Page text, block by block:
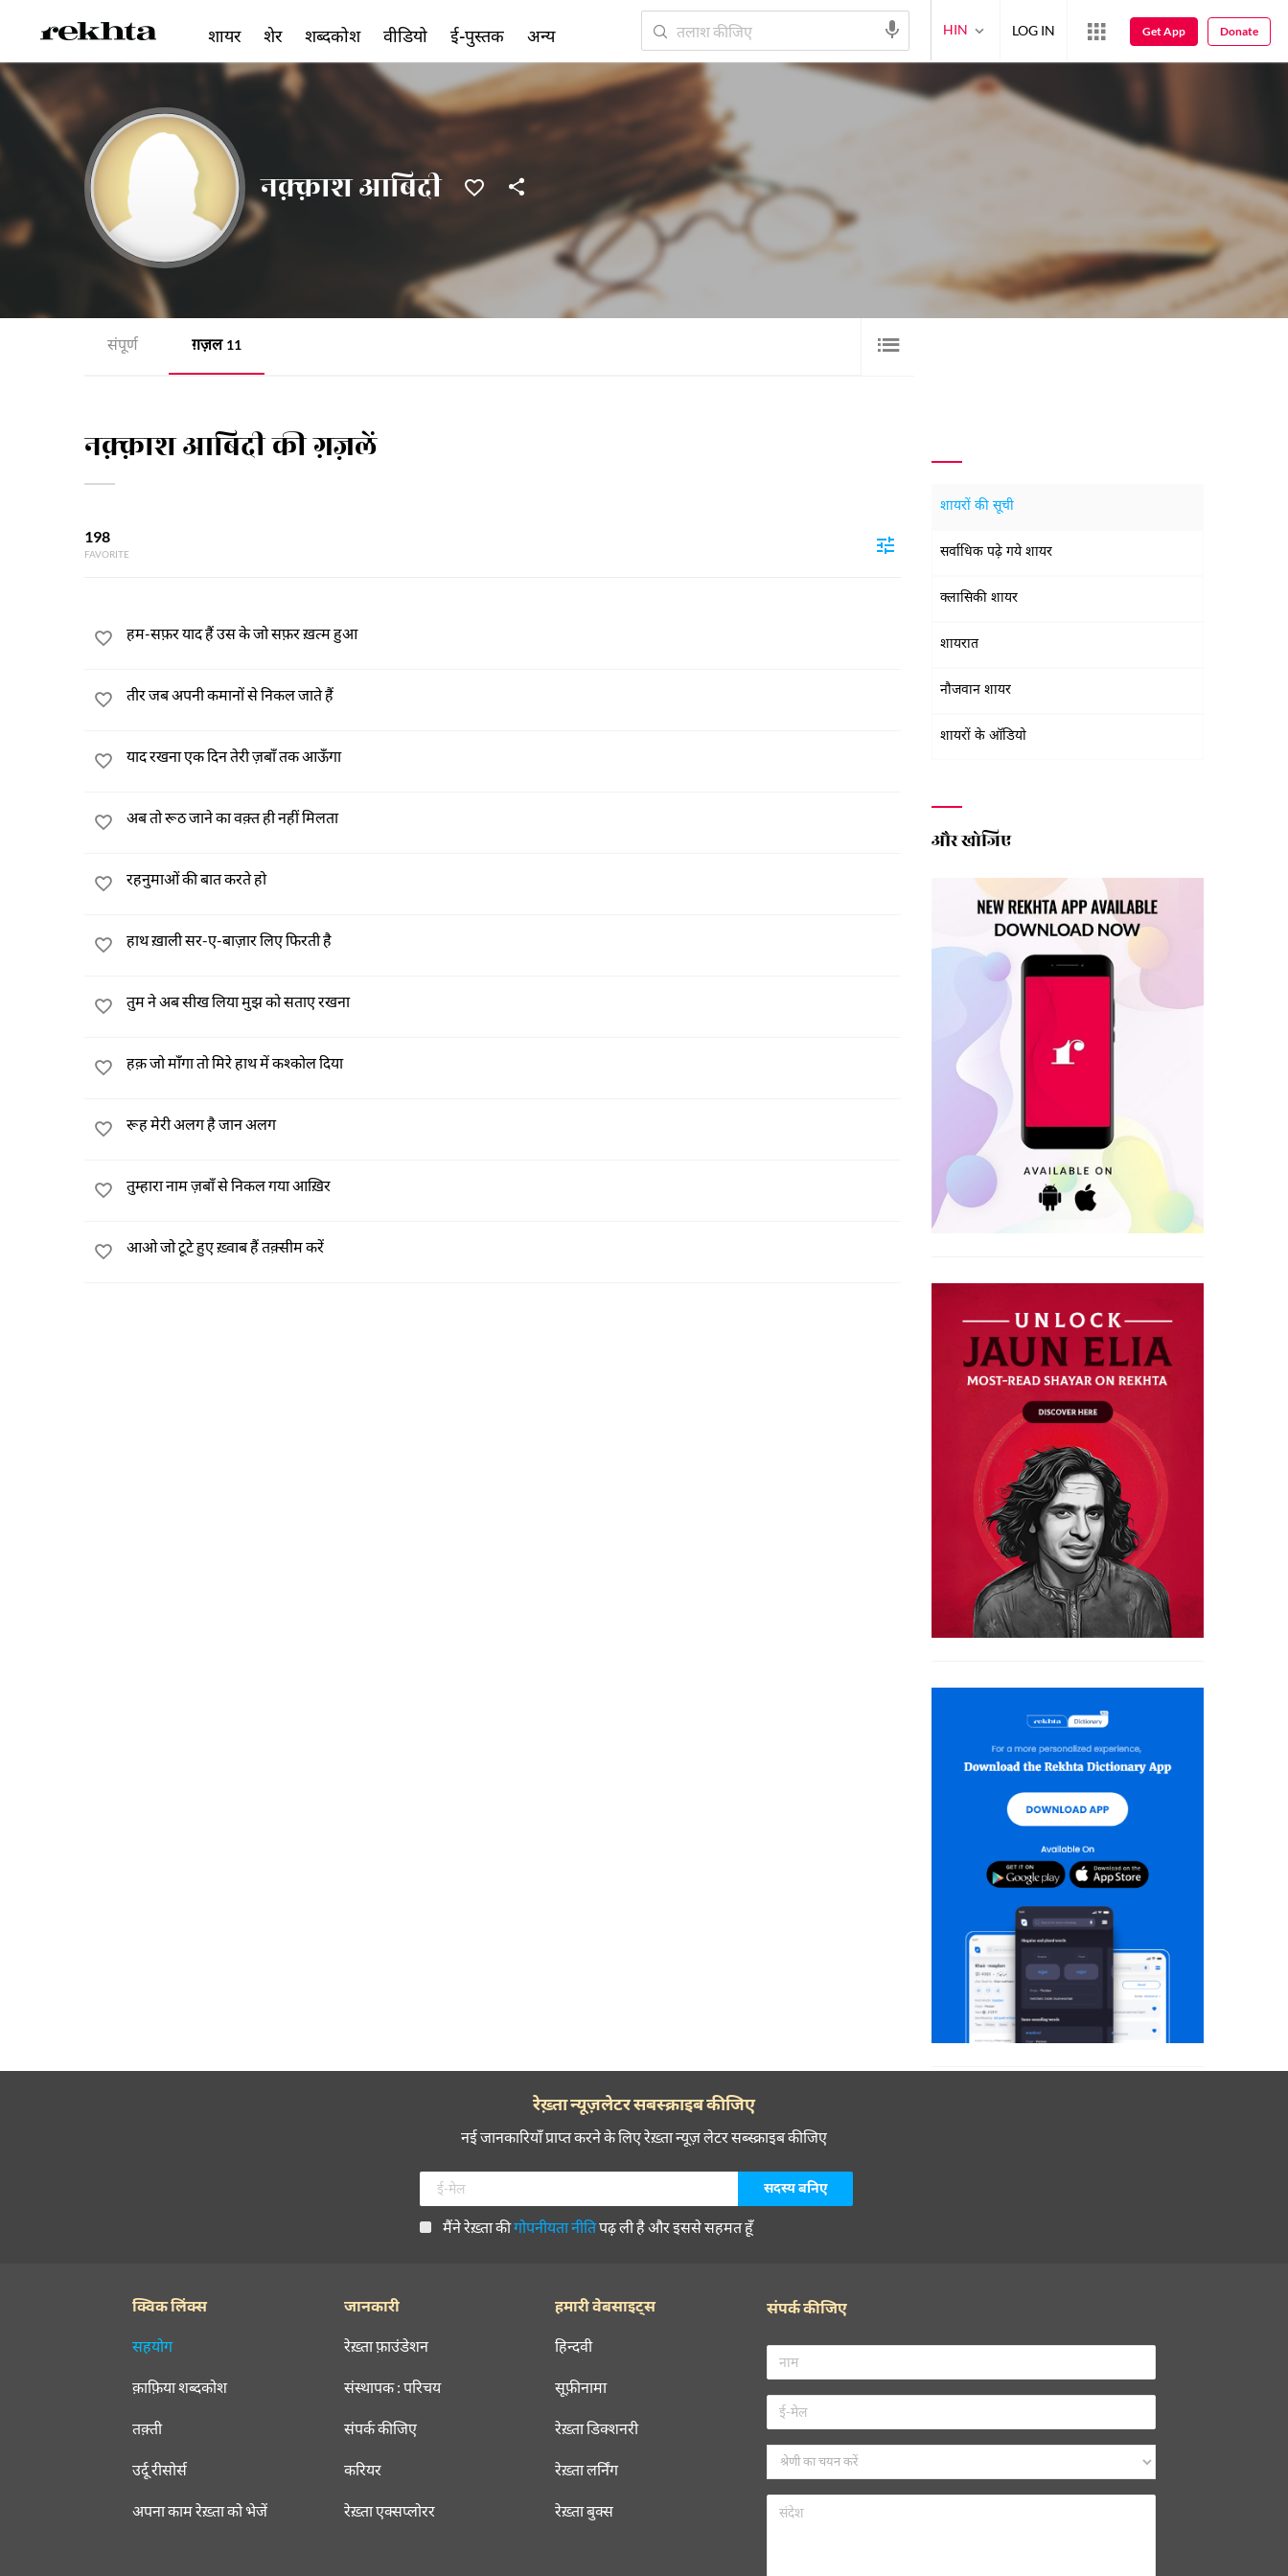
नक़्क़ाश आबिदी
संपूर्ण ग़ज़ल 11
नक़्क़ाश आबिदी की ग़ज़लें
198
FAVORITE
हम-सफ़र याद हैं उस के जो सफ़र ख़त्म हुआ
तीर जब अपनी कमानों से निकल जाते हैं
याद रखना एक दिन तेरी ज़बाँ तक आऊँगा
अब तो रूठ जाने का वक़्त ही नहीं मिलता
रहनुमाओं की बात करते हो
हाथ ख़ाली सर-ए-बाज़ार लिए फिरती है
तुम ने अब सीख लिया मुझ को सताए रखना
हक़ जो माँगा तो मिरे हाथ में कश्कोल दिया
रूह मेरी अलग है जान अलग
तुम्हारा नाम ज़बाँ से निकल गया आख़िर
आओ जो टूटे हुए ख़्वाब हैं तक़्सीम करें
शायरों की सूची
सर्वाधिक पढ़े गये शायर
क्लासिकी शायर
शायरात
नौजवान शायर
शायरों के ऑडियो
और खोजिए
शायर शेर शब्दकोश वीडियो ई-पुस्तक अन्य HIN LOG IN Get App Donate
रेख़्ता न्यूज़लेटर सबस्क्राइब कीजिए
नई जानकारियाँ प्राप्त करने के लिए रेख़्ता न्यूज़ लेटर सब्स्क्राइब कीजिए
मैंने रेख़्ता कीगोपनीयता नीतिपढ़ ली है और इससे सहमत हूँ
क्विक लिंक्स
सहयोग
क़ाफ़िया शब्दकोश
तक़्ती
उर्दू रीसोर्स
अपना काम रेख़्ता को भेजें
जानकारी
रेख़्ता फ़ाउंडेशन
संस्थापक : परिचय
संपर्क कीजिए
करियर
रेख़्ता एक्सप्लोरर
हमारी वेबसाइट्स
हिन्दवी
सूफ़ीनामा
रेख़्ता डिक्शनरी
रेख़्ता लर्निंग
रेख़्ता बुक्स
संपर्क कीजिए